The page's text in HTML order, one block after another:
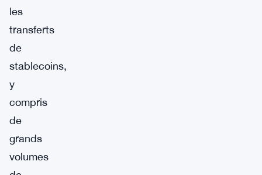
les
transferts
de
stablecoins,
y
compris
de
grands
volumes